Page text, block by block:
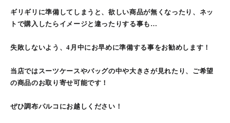
ギリギリに準備してしまうと、欲しい商品が無くなったり、ネッ
トで購入したらイメージと違ったりする事も…
失敗しないよう、4月中にお早めに準備する事をお勧めします！
当店ではスーツケースやバッグの中や大きさが見れたり、ご希望
の商品のお取り寄せ可能です！
ぜひ調布パルコにお越しください！